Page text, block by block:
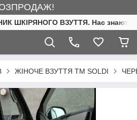
ШКІРЯНОГО ВЗУТТЯ. Нас знають.
ЖІНОЧЕ ВЗУТТЯ ТМ SOLDI